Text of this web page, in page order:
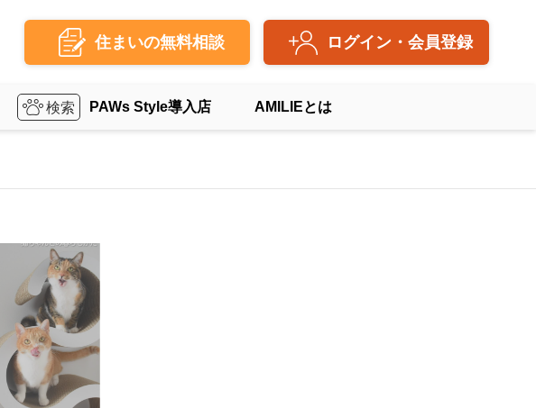
住まいの無料相談 ログイン・会員登録
PAWs Style導入店 AMILIEとは